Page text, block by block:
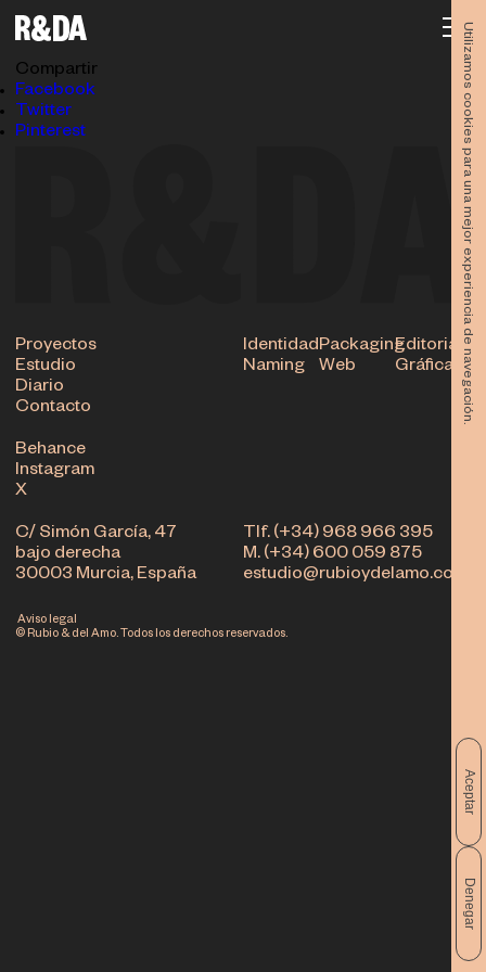
Utilizamos cookies para una mejor experiencia de navegación.
Aceptar
Denegar
30.01.2018
Compartir
Facebook
Twitter
Pinterest
Tlf. (+34) 968 966 395
M. (+34) 600 059 875
estudio@rubioydelamo.com
C/ Simón García, 47
bajo derecha
30003 Murcia, España
Proyectos
Estudio
Diario
Contacto
IdentidadPackagingEditorial
Naming
Web Gráfica
Behance
Instagram
X
© Rubio & del Amo. Todos los derechos reservados.
Aviso legal